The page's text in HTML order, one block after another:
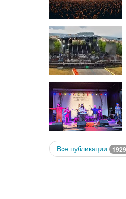
Все публикации 1929